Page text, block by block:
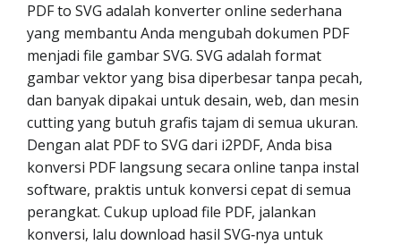
PDF to SVG adalah konverter online sederhana
yang membantu Anda mengubah dokumen PDF
menjadi file gambar SVG. SVG adalah format
gambar vektor yang bisa diperbesar tanpa pecah,
dan banyak dipakai untuk desain, web, dan mesin
cutting yang butuh grafis tajam di semua ukuran.
Dengan alat PDF to SVG dari i2PDF, Anda bisa
konversi PDF langsung secara online tanpa instal
software, praktis untuk konversi cepat di semua
perangkat. Cukup upload file PDF, jalankan
konversi, lalu download hasil SVG‑nya untuk